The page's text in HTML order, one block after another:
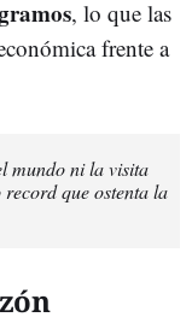
, lo que las
frente a
mundo ni la visita
record que ostenta la